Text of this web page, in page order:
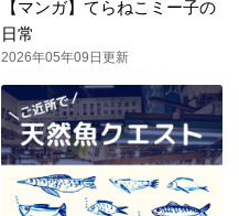
【マンガ】てらねこミー子の
日常
2026年05年09日更新